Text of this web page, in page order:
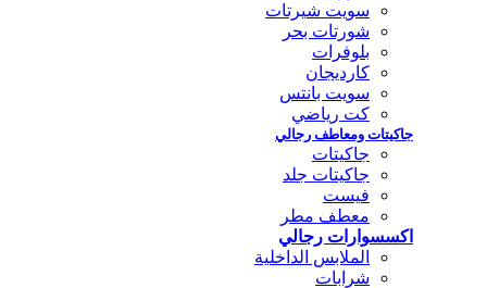
سويت شيرتات
شورتات بحر
بلوفرات
كارديجان
سويت بانتس
كت رياضي
جاكيتات ومعاطف رجالي
جاكيتات
جاكيتات جلد
فيست
معطف مطر
اكسسوارات رجالي
الملابس الداخلية
شرابات